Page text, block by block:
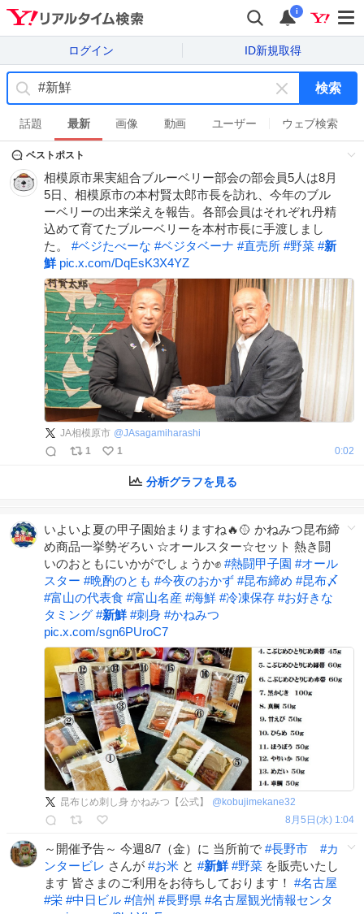
i
ログイン ID新規取得
キ
ー
ワ
ド
を
消
す
検索
話題 最新 画像 動画 ユーザー ウェブ検索
ベストポスト
相模原市果実組合ブルーベリー部会の部会員5人は8月
5日、相模原市の本村賢太郎市長を訪れ、今年のブル
ーベリーの出来栄えを報告。各部会員はそれぞれ丹精
込めて育てたブルーベリーを本村市長に手渡しまし
た。 #ベジたべーな #ベジタベーナ #直売所 #野菜 #新
鮮 pic.x.com/DqEsK3X4YZ
JA相模原市 @JAsagamiharashi
1
1 0:02
分析グラフを見る
いよいよ夏の甲子園始まりますね🔥🥎 かねみつ昆布締
め商品一挙勢ぞろい ☆オールスター☆セット 熱き闘
いのおともにいかがでしょうか✊ #熱闘甲子園 #オール
スター #晩酌のとも #今夜のおかず #昆布締め #昆布〆
#富山の代表食 #富山名産 #海鮮 #冷凍保存 #お好きな
タミング #新鮮 #刺身 #かねみつ
pic.x.com/sgn6PUroC7
昆布じめ刺し身 かねみつ【公式】 @ kobujimekane32
8月5日(水) 1:04
～開催予告～ 今週8/7（金）に 当所前で #長野市 #カ
ンタービレ さんが #お米 と #新鮮 #野菜 を販売いたし
ます 皆さまのご利用をお待ちしております！ #名古屋
#栄 #中日ビル #信州 #長野県 #名古屋観光情報センタ